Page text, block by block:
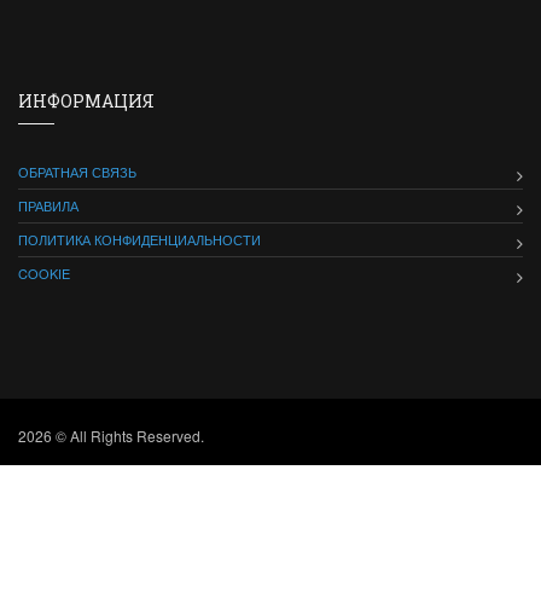
ИНФОРМАЦИЯ
ОБРАТНАЯ СВЯЗЬ
ПРАВИЛА
ПОЛИТИКА КОНФИДЕНЦИАЛЬНОСТИ
COOKIE
2026 © All Rights Reserved.